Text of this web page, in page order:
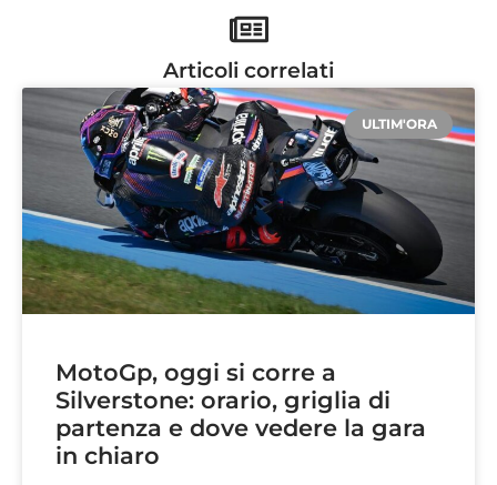
Articoli correlati
ULTIM'ORA
MotoGp, oggi si corre a
Silverstone: orario, griglia di
partenza e dove vedere la gara
in chiaro